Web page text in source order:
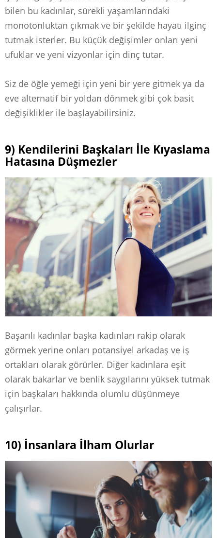
bilen bu kadınlar, sürekli yaşamlarındaki
monotonluktan çıkmak ve bir şekilde hayatı ilginç
tutmak isterler. Bu küçük değişimler onları yeni
ufuklar ve yeni vizyonlar için dinç tutar.
Siz de öğle yemeği için yeni bir yere gitmek ya da
eve alternatif bir yoldan dönmek gibi çok basit
değişiklikler ile başlayabilirsiniz.
9) Kendilerini Başkaları İle Kıyaslama
Hatasına Düşmezler
Başarılı kadınlar başka kadınları rakip olarak
görmek yerine onları potansiyel arkadaş ve iş
ortakları olarak görürler. Diğer kadınlara eşit
olarak bakarlar ve benlik saygılarını yüksek tutmak
için başkaları hakkında olumlu düşünmeye
çalışırlar.
10) İnsanlara İlham Olurlar